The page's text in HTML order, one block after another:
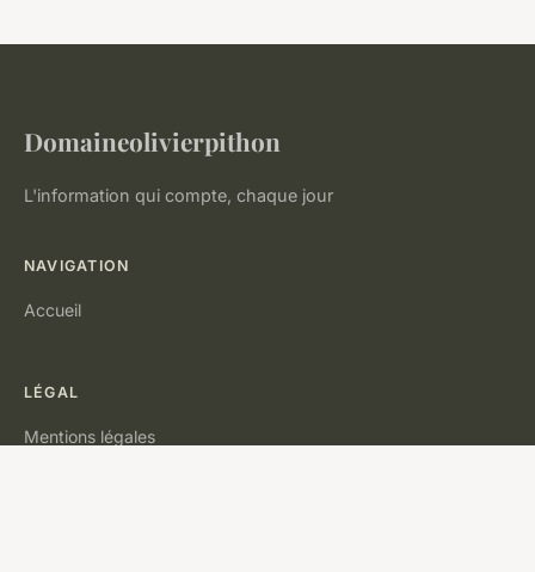
Domaineolivierpithon
L'information qui compte, chaque jour
NAVIGATION
Accueil
LÉGAL
Mentions légales